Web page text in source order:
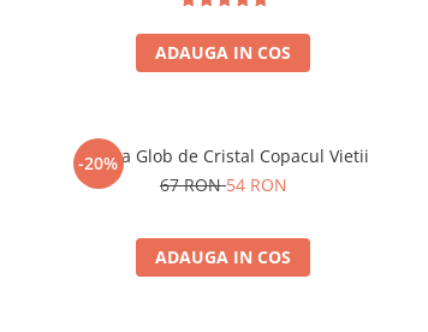
ADAUGA IN COS
-20%
Lampa Glob de Cristal Copacul Vietii
67 RON54 RON
ADAUGA IN COS